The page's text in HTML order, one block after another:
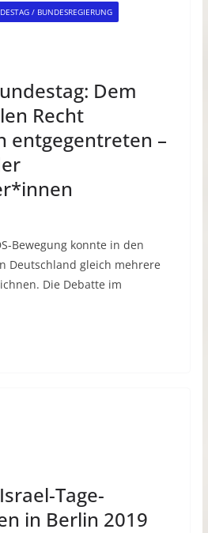
/ BUNDESREGIERUNG
Dem
Recht
entgegentreten –
Bewegung konnte in den
Deutschland gleich mehrere
Die Debatte im
Tage-
in Berlin 2019